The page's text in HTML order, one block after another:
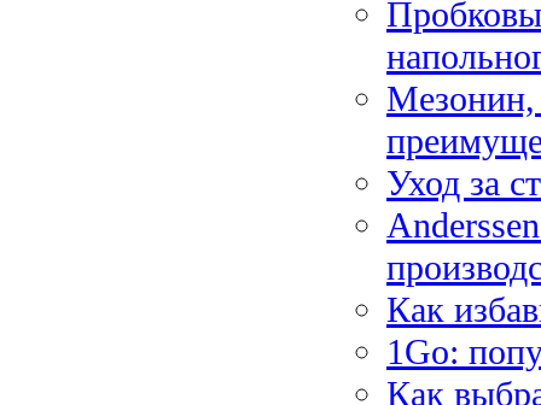
Мезонин,
Уход за
Как
1Go:
Как